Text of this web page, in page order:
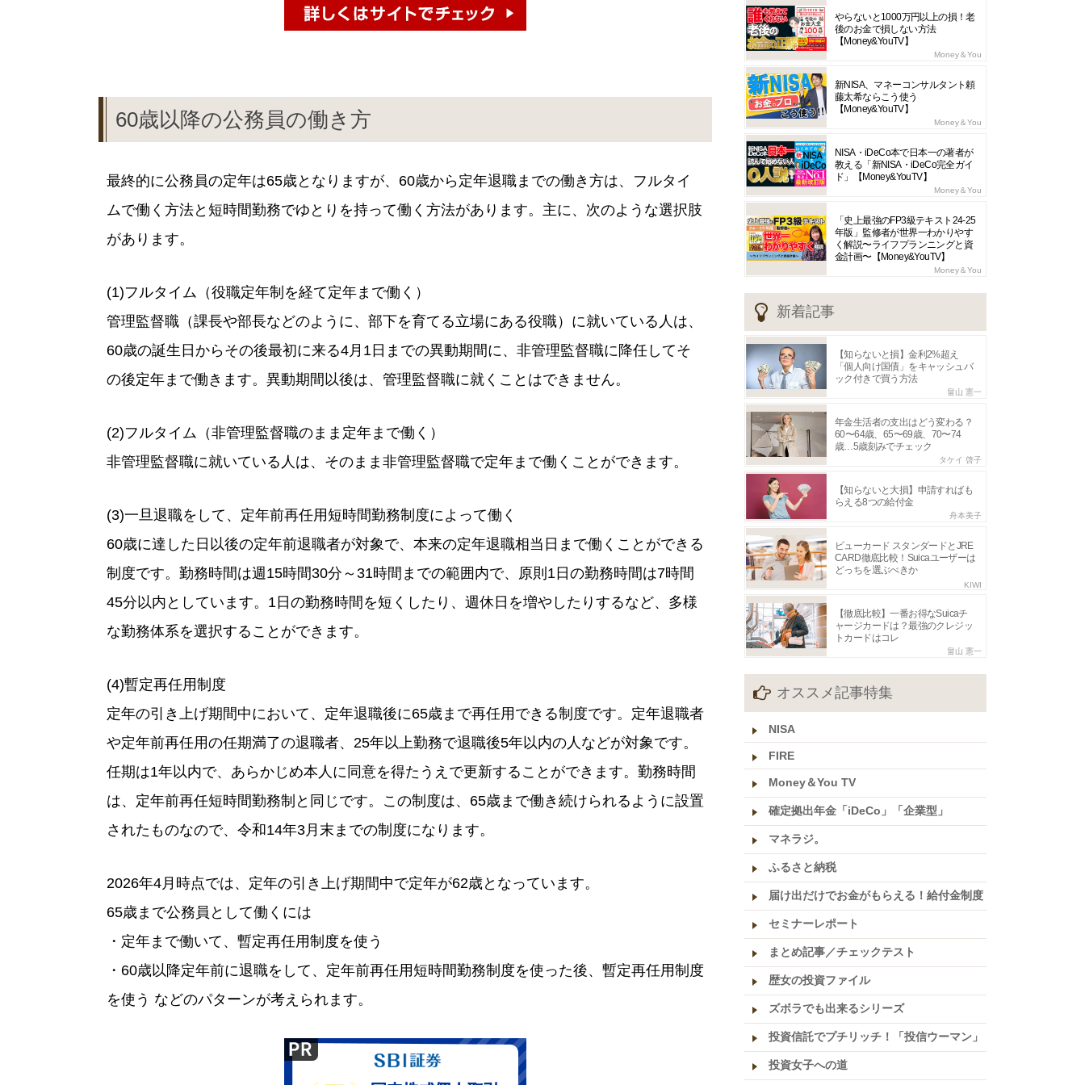
60歳以降の公務員の働き方
最終的に公務員の定年は65歳となりますが、60歳から定年退職までの働き方は、フルタイ
ムで働く方法と短時間勤務でゆとりを持って働く方法があります。主に、次のような選択肢
があります。
(1)フルタイム（役職定年制を経て定年まで働く）
管理監督職（課長や部長などのように、部下を育てる立場にある役職）に就いている人は、
60歳の誕生日からその後最初に来る4月1日までの異動期間に、非管理監督職に降任してそ
の後定年まで働きます。異動期間以後は、管理監督職に就くことはできません。
(2)フルタイム（非管理監督職のまま定年まで働く）
非管理監督職に就いている人は、そのまま非管理監督職で定年まで働くことができます。
(3)一旦退職をして、定年前再任用短時間勤務制度によって働く
60歳に達した日以後の定年前退職者が対象で、本来の定年退職相当日まで働くことができる
制度です。勤務時間は週15時間30分～31時間までの範囲内で、原則1日の勤務時間は7時間
45分以内としています。1日の勤務時間を短くしたり、週休日を増やしたりするなど、多様
な勤務体系を選択することができます。
(4)暫定再任用制度
定年の引き上げ期間中において、定年退職後に65歳まで再任用できる制度です。定年退職者
や定年前再任用の任期満了の退職者、25年以上勤務で退職後5年以内の人などが対象です。
任期は1年以内で、あらかじめ本人に同意を得たうえで更新することができます。勤務時間
は、定年前再任短時間勤務制と同じです。この制度は、65歳まで働き続けられるように設置
されたものなので、令和14年3月末までの制度になります。
2026年4月時点では、定年の引き上げ期間中で定年が62歳となっています。
65歳まで公務員として働くには
・定年まで働いて、暫定再任用制度を使う
・60歳以降定年前に退職をして、定年前再任用短時間勤務制度を使った後、暫定再任用制度
を使う などのパターンが考えられます。
やらないと1000万円以上の損！老
後のお金で損しない方法
【Money&YouTV】
Money＆You
新NISA、マネーコンサルタント頼
藤太希ならこう使う
【Money&YouTV】
Money＆You
NISA・iDeCo本で日本一の著者が
教える「新NISA・iDeCo完全ガイ
ド」【Money&YouTV】
Money＆You
「史上最強のFP3級テキスト24-25
年版」監修者が世界一わかりやす
く解説〜ライフプランニングと資
金計画〜【Money&YouTV】
Money＆You
新着記事
【知らないと損】金利2%超え
「個人向け国債」をキャッシュバ
ック付きで買う方法
畠山 憲一
年金生活者の支出はどう変わる？
60〜64歳、65〜69歳、70〜74
歳…5歳刻みでチェック
タケイ 啓子
【知らないと大損】申請すればも
らえる8つの給付金
舟本美子
ビューカード スタンダードとJRE
CARD徹底比較！Suicaユーザーは
どっちを選ぶべきか
KIWI
【徹底比較】一番お得なSuicaチ
ャージカードは？最強のクレジッ
トカードはコレ
畠山 憲一
オススメ記事特集
NISA
FIRE
Money＆You TV
確定拠出年金「iDeCo」「企業型」
マネラジ。
ふるさと納税
届け出だけでお金がもらえる！給付金制度
セミナーレポート
まとめ記事／チェックテスト
歴女の投資ファイル
ズボラでも出来るシリーズ
投資信託でプチリッチ！「投信ウーマン」
投資女子への道